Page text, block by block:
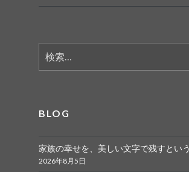
索:
BLOG
家族の幸せを、美しい文字で残すとい
2026年8月5日